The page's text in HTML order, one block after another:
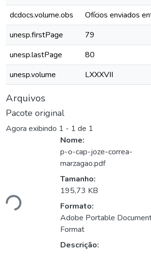
dcdocs.volume.obs
Ofícios enviados
unesp.firstPage
79
unesp.lastPage
80
unesp.volume
LXXXVII
Arquivos
Pacote original
Agora exibindo 1 - 1 de 1
Nome:
p-o-cap-joze-correa-
marzagao.pdf
Tamanho:
195,73 KB
Formato:
Adobe Portable
Format
Descrição: